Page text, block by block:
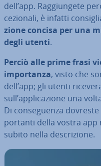
dell’app. Rag­giun­ge­te
ce­zio­na­li, è infatti
zio­ne concisa per una
degli utenti.
Perciò alle prime frasi
im­por­tan­za, visto che
dell’app; gli utenti
sull’ap­pli­ca­zio­ne una
Di con­se­guen­za
por­tan­ti della vostra app
subito nella de­scri­zio­ne.